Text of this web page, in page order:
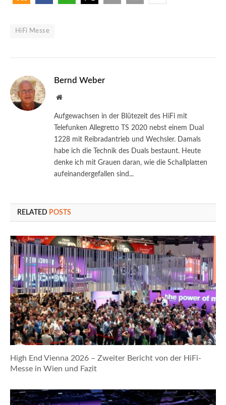
HiFi Messe
Bernd Weber
Website
Aufgewachsen in der Blütezeit des HiFi mit
Telefunken Allegretto TS 2020 nebst einem Dual
1228 mit Reibradantrieb und Wechsler. Damals
habe ich die Technik des Duals bestaunt. Heute
denke ich mit Grauen daran, wie die Schallplatten
aufeinandergefallen sind...
RELATED POSTS
High End Vienna 2026 – Zweiter Bericht von der HiFi-
Messe in Wien und Fazit